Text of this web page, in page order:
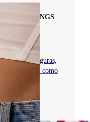
PIERCINGS
PARA
de titanio: seguras,
varios colores como